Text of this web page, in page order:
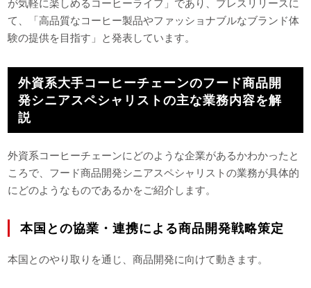
が気軽に楽しめるコーヒーライフ」であり、プレスリリースに
て、「高品質なコーヒー製品やファッショナブルなブランド体
験の提供を目指す」と発表しています。
外資系大手コーヒーチェーンのフード商品開
発シニアスペシャリストの主な業務内容を解
説
外資系コーヒーチェーンにどのような企業があるかわかったと
ころで、フード商品開発シニアスペシャリストの業務が具体的
にどのようなものであるかをご紹介します。
本国との協業・連携による商品開発戦略策定
本国とのやり取りを通じ、商品開発に向けて動きます。